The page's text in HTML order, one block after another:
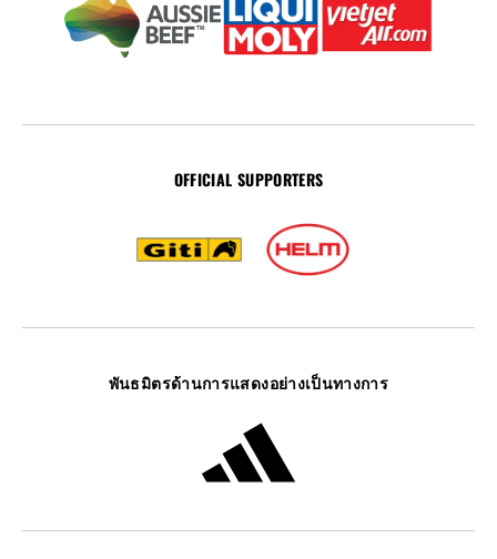
OFFICIAL SUPPORTERS
พันธมิตรด้านการแสดงอย่างเป็นทางการ